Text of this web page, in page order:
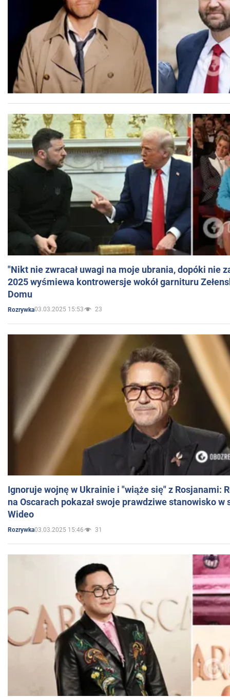
"Nikt nie zwracał uwagi na moje ubrania, dopóki nie
2025 wyśmiewa kontrowersje wokół garnituru
Domu
Rozrywka03.03.2025 15:53 23
Ignoruje wojnę w Ukrainie i "wiąże się" z Rosjanami:
na Oscarach pokazał swoje prawdziwe stanowisko w
Wideo
Rozrywka03.03.2025 15:46 31